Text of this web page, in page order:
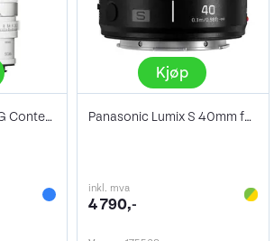
Sigma 50mm f/2 DG Contemporary Silver
Kjøp
Panasonic Lumix S 40mm f/2.0
inkl. mva
4 790,-